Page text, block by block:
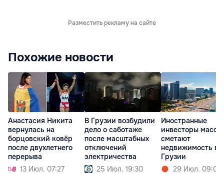
Разместить рекламу на сайте
Похожие новости
Анастасия Никита
вернулась на
борцовский ковёр
после двухлетнего
перерыва
13 Июл. 07:27
В Грузии возбудили
дело о саботаже
после масштабных
отключений
электричества
25 Июл. 19:30
Иностранные
инвесторы
сметают
недвижимость в
Грузии
29 Июл. 09:05